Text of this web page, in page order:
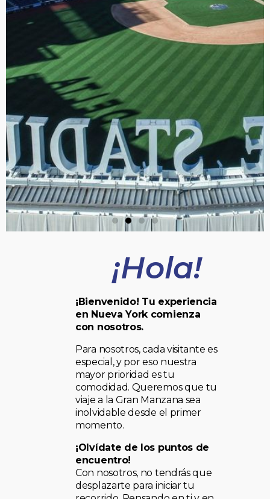
¡Hola!
¡Bienvenido! Tu experiencia
en Nueva York comienza
con nosotros.
Para nosotros, cada visitante es
especial, y por eso nuestra
mayor prioridad es tu
comodidad. Queremos que tu
viaje a la Gran Manzana sea
inolvidable desde el primer
momento.
¡Olvídate de los puntos de
encuentro!
Con nosotros, no tendrás que
desplazarte para iniciar tu